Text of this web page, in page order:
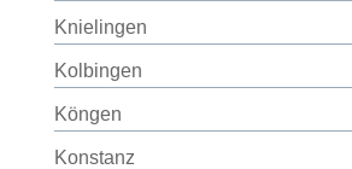
Knielingen
Kolbingen
Köngen
Konstanz